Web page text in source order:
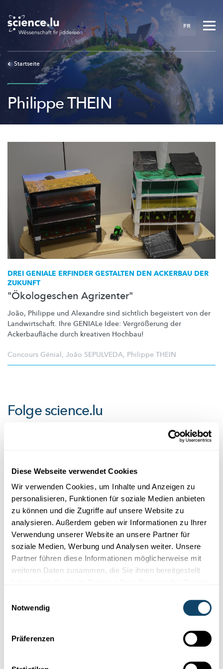
Diese Webseite verwendet Cookies
Wir verwenden Cookies, um Inhalte und Anzeigen zu
personalisieren, Funktionen für soziale Medien anbieten
zu können und die Zugriffe auf unsere Website zu
analysieren. Außerdem geben wir Informationen zu Ihrer
Verwendung unserer Website an unsere Partner für
soziale Medien, Werbung und Analysen weiter. Unsere
Partner führen diese Informationen möglicherweise mit
weiteren Daten zusammen, die Sie ihnen bereitgestellt
Notwendig
Präferenzen
main
content
FR
Startseite
Philippe THEIN
DREI GENIALE ERFINDER GESTALTEN DEN ACKERBAU DER
ZUKUNFT
"Ökologeschen Agrizenter"
João, Philippe und Alexandre sind sichtlich begeistert von der
Landwirtschaft. Ihre GENIALe Idee: Vergrößerung der
Ackerbaufläche durch kreativen Hochbau!
Concours Génial, João SEPULVEDA, Philippe THEIN
Folgescience.lu
Netzwerken abgelehnt haben. Um sie zu
sehen, ändern Sie bitte Ihre Einstellungen.
EINSTELLUNGEN ÄNDERN